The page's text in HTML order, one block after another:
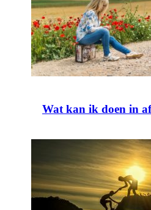
Wat kan ik doen in